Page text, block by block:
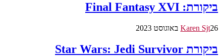
ביקורת: Final Fantasy XVI
Karen Sjt26 באוגוסט 2023
ביקורת Star Wars: Jedi Survivor